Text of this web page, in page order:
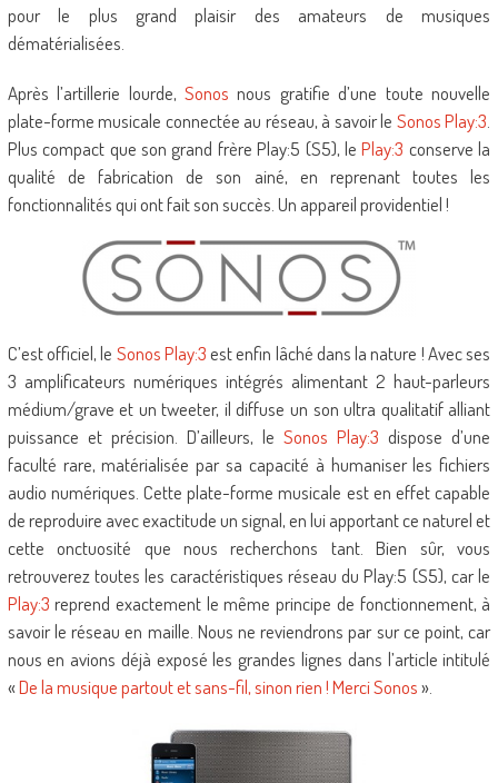
pour le plus grand plaisir des amateurs de musiques
dématérialisées.
Après l’artillerie lourde,Sonos nous gratifie d’une toute nouvelle
plate-forme musicale connectée au réseau, à savoir le Sonos Play:3
Plus compact que son grand frère Play:5 (S5), lePlay:3 conserve la
qualité de fabrication de son ainé, en reprenant toutes les
fonctionnalités qui ont fait son succès. Un appareil providentiel !
C’est officiel, le Sonos Play:3est enfin lâché dans la nature ! Avec ses
3 amplificateurs numériques intégrés alimentant 2 haut-parleurs
médium/grave et un tweeter, il diffuse un son ultra qualitatif alliant
puissance et précision. D’ailleurs, leSonos Play:3 dispose d’une
faculté rare, matérialisée par sa capacité à humaniser les fichiers
audio numériques. Cette plate-forme musicale est en effet capable
de reproduire avec exactitude un signal, en lui apportant ce naturel et
cette onctuosité que nous recherchons tant. Bien sûr, vous
retrouverez toutes les caractéristiques réseau du Play:5 (S5), car le
Play:3 reprend exactement le même principe de fonctionnement, à
savoir le réseau en maille. Nous ne reviendrons par sur ce point, car
nous en avions déjà exposé les grandes lignes dans l’article intitulé
«De la musique partout et sans-fil, sinon rien ! Merci Sonos».